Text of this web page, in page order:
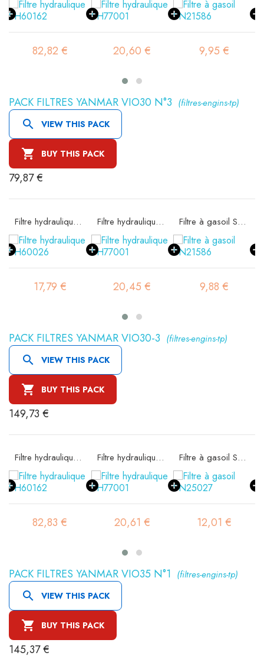
82,82 € 20,60 € 9,95 €
PACK FILTRES YANMAR VIO30 N°3 (filtres-engins-tp)
 VIEW THIS PACK
 BUY THIS PACK
79,87 €
Filtre hydraulique SH60026
17,79 €
Filtre hydraulique SH77001
20,45 €
Filtre à gasoil SN21586
9,88 €
PACK FILTRES YANMAR VIO30-3 (filtres-engins-tp)
 VIEW THIS PACK
 BUY THIS PACK
149,73 €
Filtre hydraulique SH60162
82,83 €
Filtre hydraulique SH77001
20,61 €
Filtre à gasoil SN25027
12,01 €
PACK FILTRES YANMAR VIO35 N°1 (filtres-engins-tp)
 VIEW THIS PACK
 BUY THIS PACK
145,37 €